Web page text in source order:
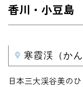
香川・小豆島
寒霞渓（かん
日本三大渓谷美の